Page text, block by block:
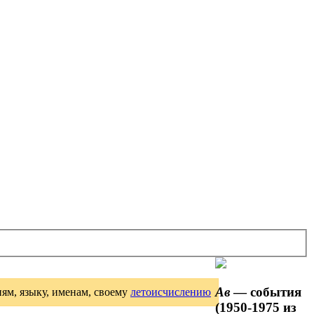
языку, именам, своему летоисчислению Ав— события
(1950-1975 из